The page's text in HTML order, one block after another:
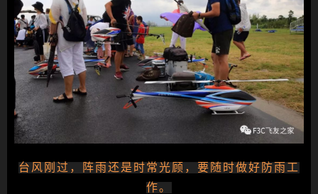
台风刚过，阵雨还是时常光顾，要随时做好防雨工
作。